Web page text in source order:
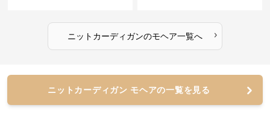
ニットカーディガンのモヘア一覧へ ›
ニットカーディガン モヘアの一覧を見る